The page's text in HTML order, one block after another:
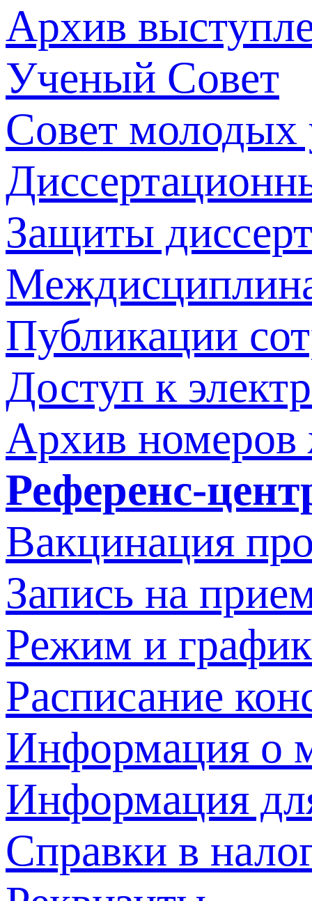
Архив
Ученый Совет
Совет молодых
Защиты
Публикации
Доступ к
Архив номеров
Референс-
Вакцинация
Запись на
Режим и
Расписание
Информация о
Информация
Справки в